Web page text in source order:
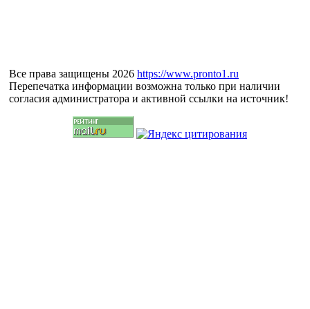
Все права защищены 2026 https://www.pronto1.ru
Перепечатка информации возможна только при наличии
согласия администратора и активной ссылки на источник!